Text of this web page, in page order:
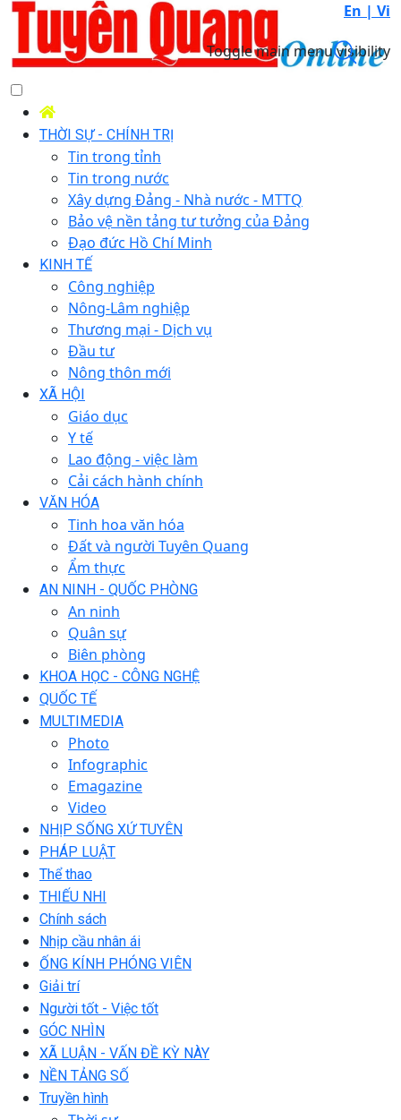
En | Vi
Toggle main menu visibility
THỜI SỰ - CHÍNH TRỊ
Tin trong tỉnh
Tin trong nước
Xây dựng Đảng - Nhà nước - MTTQ
Bảo vệ nền tảng tư tưởng của Đảng
Đạo đức Hồ Chí Minh
KINH TẾ
Công nghiệp
Nông-Lâm nghiệp
Thương mại - Dịch vụ
Đầu tư
Nông thôn mới
XÃ HỘI
Giáo dục
Y tế
Lao động - việc làm
Cải cách hành chính
VĂN HÓA
Tinh hoa văn hóa
Đất và người Tuyên Quang
Ẩm thực
AN NINH - QUỐC PHÒNG
An ninh
Quân sự
Biên phòng
KHOA HỌC - CÔNG NGHỆ
QUỐC TẾ
MULTIMEDIA
Photo
Infographic
Emagazine
Video
NHỊP SỐNG XỨ TUYÊN
PHÁP LUẬT
Thể thao
THIẾU NHI
Chính sách
Nhịp cầu nhân ái
ỐNG KÍNH PHÓNG VIÊN
Giải trí
Người tốt - Việc tốt
GÓC NHÌN
XÃ LUẬN - VẤN ĐỀ KỲ NÀY
NỀN TẢNG SỐ
Truyền hình